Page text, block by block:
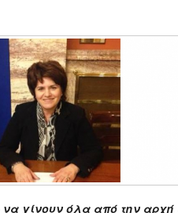
γίνουν όλα από την